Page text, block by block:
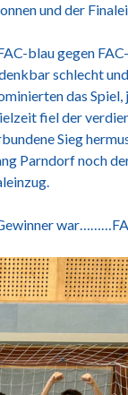
und der
blau gegen
schlecht
das
fiel der
Sieg
Parndorf noch